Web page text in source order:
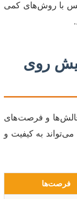
با روش‌های کمی
روی
و فرصت‌های
به کیفیت و
فرصت‌ها